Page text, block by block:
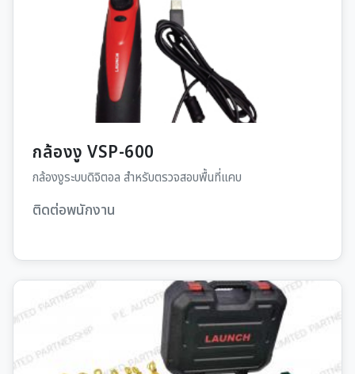
กล้องงู VSP-600
กล้องงูระบบดิจิตอล สำหรับตรวจสอบพื้นที่แคบ
ติดต่อพนักงาน